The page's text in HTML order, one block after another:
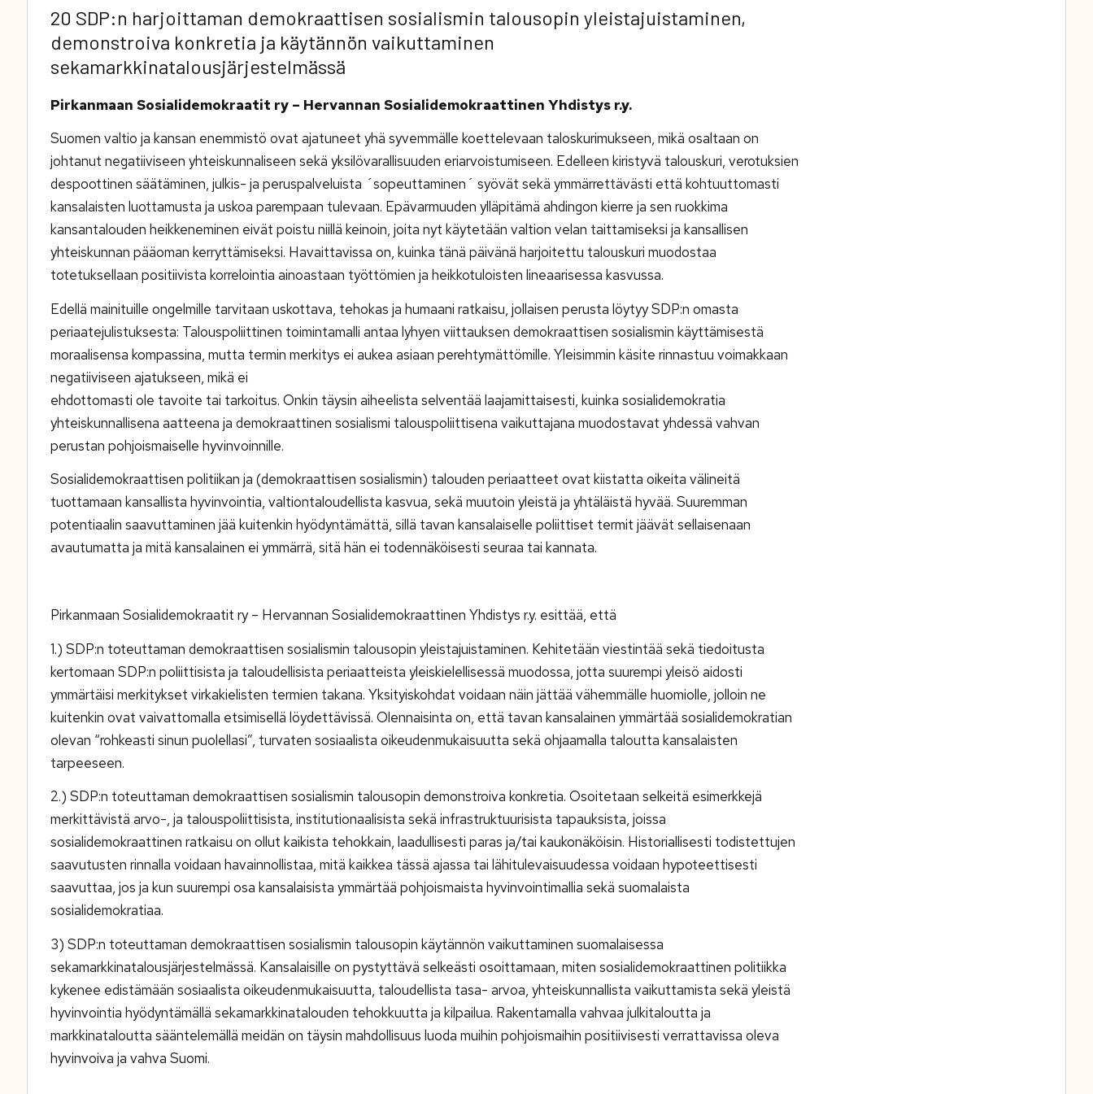
20 SDP:n harjoittaman demokraattisen sosialismin talousopin yleistajuistaminen,
demonstroiva konkretia ja käytännön vaikuttaminen
sekamarkkinatalousjärjestelmässä
Pirkanmaan Sosialidemokraatit ry – Hervannan Sosialidemokraattinen Yhdistys r.y.
Suomen valtio ja kansan enemmistö ovat ajatuneet yhä syvemmälle koettelevaan taloskurimukseen, mikä osaltaan on
johtanut negatiiviseen yhteiskunnaliseen sekä yksilövarallisuuden eriarvoistumiseen. Edelleen kiristyvä talouskuri, verotuksien
despoottinen säätäminen, julkis- ja peruspalveluista ´sopeuttaminen´ syövät sekä ymmärrettävästi että kohtuuttomasti
kansalaisten luottamusta ja uskoa parempaan tulevaan. Epävarmuuden ylläpitämä ahdingon kierre ja sen ruokkima
kansantalouden heikkeneminen eivät poistu niillä keinoin, joita nyt käytetään valtion velan taittamiseksi ja kansallisen
yhteiskunnan pääoman kerryttämiseksi. Havaittavissa on, kuinka tänä päivänä harjoitettu talouskuri muodostaa
totetuksellaan positiivista korrelointia ainoastaan työttömien ja heikkotuloisten lineaarisessa kasvussa.
Edellä mainituille ongelmille tarvitaan uskottava, tehokas ja humaani ratkaisu, jollaisen perusta löytyy SDP:n omasta
periaatejulistuksesta: Talouspoliittinen toimintamalli antaa lyhyen viittauksen demokraattisen sosialismin käyttämisestä
moraalisensa kompassina, mutta termin merkitys ei aukea asiaan perehtymättömille. Yleisimmin käsite rinnastuu voimakkaan
negatiiviseen ajatukseen, mikä ei
ehdottomasti ole tavoite tai tarkoitus. Onkin täysin aiheelista selventää laajamittaisesti, kuinka sosialidemokratia
yhteiskunnallisena aatteena ja demokraattinen sosialismi talouspoliittisena vaikuttajana muodostavat yhdessä vahvan
perustan pohjoismaiselle hyvinvoinnille.
Sosialidemokraattisen politiikan ja (demokraattisen sosialismin) talouden periaatteet ovat kiistatta oikeita välineitä
tuottamaan kansallista hyvinvointia, valtiontaloudellista kasvua, sekä muutoin yleistä ja yhtäläistä hyvää. Suuremman
potentiaalin saavuttaminen jää kuitenkin hyödyntämättä, sillä tavan kansalaiselle poliittiset termit jäävät sellaisenaan
avautumatta ja mitä kansalainen ei ymmärrä, sitä hän ei todennäköisesti seuraa tai kannata.
Pirkanmaan Sosialidemokraatit ry – Hervannan Sosialidemokraattinen Yhdistys r.y. esittää, että
1.) SDP:n toteuttaman demokraattisen sosialismin talousopin yleistajuistaminen. Kehitetään viestintää sekä tiedoitusta
kertomaan SDP:n poliittisista ja taloudellisista periaatteista yleiskielellisessä muodossa, jotta suurempi yleisö aidosti
ymmärtäisi merkitykset virkakielisten termien takana. Yksityiskohdat voidaan näin jättää vähemmälle huomiolle, jolloin ne
kuitenkin ovat vaivattomalla etsimisellä löydettävissä. Olennaisinta on, että tavan kansalainen ymmärtää sosialidemokratian
olevan “rohkeasti sinun puolellasi”, turvaten sosiaalista oikeudenmukaisuutta sekä ohjaamalla taloutta kansalaisten
tarpeeseen.
2.) SDP:n toteuttaman demokraattisen sosialismin talousopin demonstroiva konkretia. Osoitetaan selkeitä esimerkkejä
merkittävistä arvo-, ja talouspoliittisista, institutionaalisista sekä infrastruktuurisista tapauksista, joissa
sosialidemokraattinen ratkaisu on ollut kaikista tehokkain, laadullisesti paras ja/tai kaukonäköisin. Historiallisesti todistettujen
saavutusten rinnalla voidaan havainnollistaa, mitä kaikkea tässä ajassa tai lähitulevaisuudessa voidaan hypoteettisesti
saavuttaa, jos ja kun suurempi osa kansalaisista ymmärtää pohjoismaista hyvinvointimallia sekä suomalaista
sosialidemokratiaa.
3) SDP:n toteuttaman demokraattisen sosialismin talousopin käytännön vaikuttaminen suomalaisessa
sekamarkkinatalousjärjestelmässä. Kansalaisille on pystyttävä selkeästi osoittamaan, miten sosialidemokraattinen politiikka
kykenee edistämään sosiaalista oikeudenmukaisuutta, taloudellista tasa- arvoa, yhteiskunnallista vaikuttamista sekä yleistä
hyvinvointia hyödyntämällä sekamarkkinatalouden tehokkuutta ja kilpailua. Rakentamalla vahvaa julkitaloutta ja
markkinataloutta sääntelemällä meidän on täysin mahdollisuus luoda muihin pohjoismaihin positiivisesti verrattavissa oleva
hyvinvoiva ja vahva Suomi.